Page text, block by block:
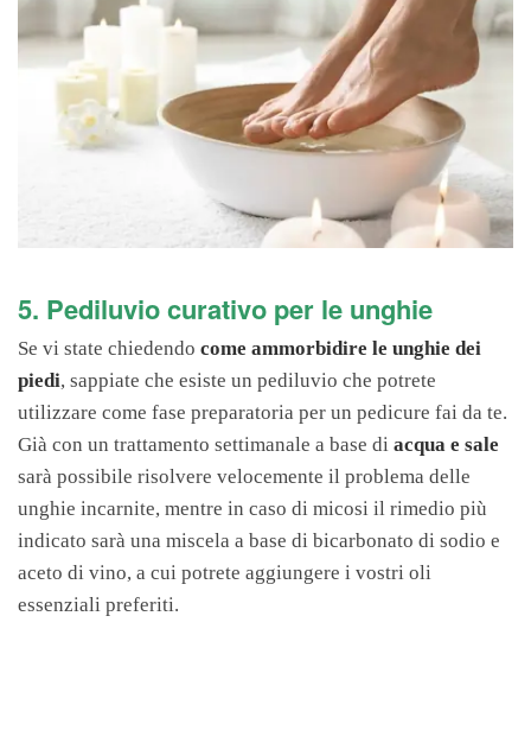
5. Pediluvio curativo per le unghie
Se vi state chiedendo come ammorbidire le unghie dei
piedi, sappiate che esiste un pediluvio che potrete
utilizzare come fase preparatoria per un pedicure fai da te.
Già con un trattamento settimanale a base di acqua e sale
sarà possibile risolvere velocemente il problema delle
unghie incarnite, mentre in caso di micosi il rimedio più
indicato sarà una miscela a base di bicarbonato di sodio e
aceto di vino, a cui potrete aggiungere i vostri oli
essenziali preferiti.